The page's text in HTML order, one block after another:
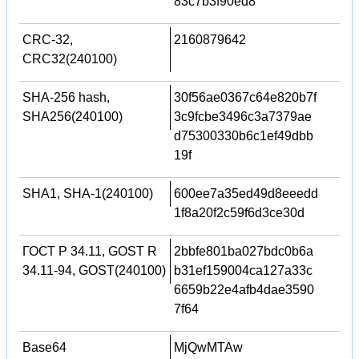
CRC-32,
CRC32(240100)
2160879642
SHA-256 hash,
SHA256(240100)
30f56ae0367c64e820b7f
3c9fcbe3496c3a7379ae
d75300330b6c1ef49dbb
19f
SHA1, SHA-1(240100)
600ee7a35ed49d8eeedd
1f8a20f2c59f6d3ce30d
ГОСТ Р 34.11, GOST R
34.11-94, GOST(240100)
2bbfe801ba027bdc0b6a
b31ef159004ca127a33c
6659b22e4afb4dae3590
7f64
Base64 MjQwMTAw